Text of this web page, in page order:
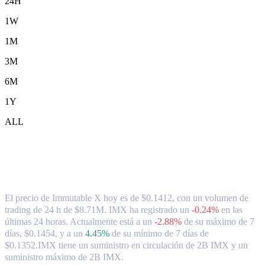
1W
1M
3M
6M
1Y
ALL
El precio de Immutable X hoy es de $0.1412, con un volumen de
trading de 24 h de $8.71M. IMX ha registrado un -0.24% en las
últimas 24 horas. Actualmente está a un -2.88% de su máximo de 7
días, $0.1454, y a un 4.45% de su mínimo de 7 días de
$0.1352.IMX tiene un suministro en circulación de 2B IMX y un
suministro máximo de 2B IMX.